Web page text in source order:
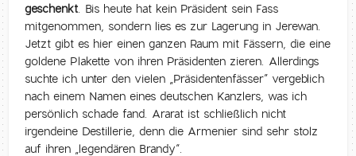
geschenkt. Bis heute hat kein Präsident sein Fass
mitgenommen, sondern lies es zur Lagerung in Jerewan.
Jetzt gibt es hier einen ganzen Raum mit Fässern, die eine
goldene Plakette von ihren Präsidenten zieren. Allerdings
suchte ich unter den vielen „Präsidentenfässer” vergeblich
nach einem Namen eines deutschen Kanzlers, was ich
persönlich schade fand. Ararat ist schließlich nicht
irgendeine Destillerie, denn die Armenier sind sehr stolz
auf ihren „legendären Brandy“.